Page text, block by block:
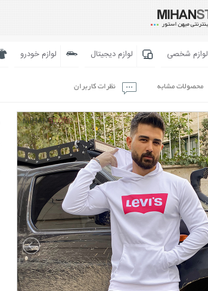
لوازم شخصی لوازم دیجیتال لوازم خودرو
محصولات مشابه نظرات کاربران